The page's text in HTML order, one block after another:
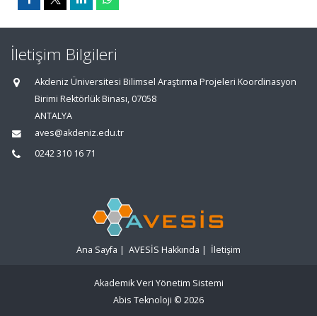
İletişim Bilgileri
Akdeniz Üniversitesi Bilimsel Araştırma Projeleri Koordinasyon
Birimi Rektörlük Binası, 07058
ANTALYA
aves@akdeniz.edu.tr
0242 310 16 71
Ana Sayfa | AVESİS Hakkında | İletişim
Akademik Veri Yönetim Sistemi
Abis Teknoloji © 2026